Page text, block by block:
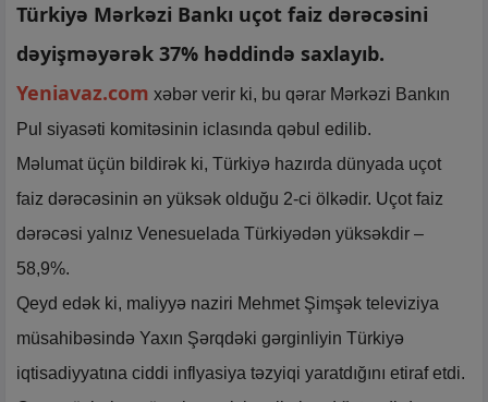
Türkiyə Mərkəzi Bankı uçot faiz dərəcəsini
dəyişməyərək 37% həddində saxlayıb.
Yeniavaz.com xəbər verir ki, bu qərar Mərkəzi Bankın
Pul siyasəti komitəsinin iclasında qəbul edilib.
Məlumat üçün bildirək ki, Türkiyə hazırda dünyada uçot
faiz dərəcəsinin ən yüksək olduğu 2-ci ölkədir. Uçot faiz
dərəcəsi yalnız Venesuelada Türkiyədən yüksəkdir –
58,9%.
Qeyd edək ki, maliyyə naziri Mehmet Şimşək televiziya
müsahibəsində Yaxın Şərqdəki gərginliyin Türkiyə
iqtisadiyyatına ciddi inflyasiya təzyiqi yaratdığını etiraf etdi.